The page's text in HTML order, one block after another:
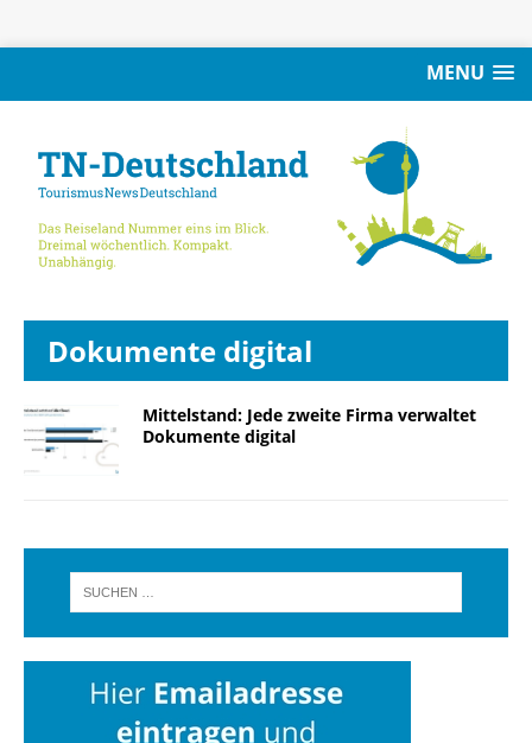
MENU
Dokumente digital
Mittelstand: Jede zweite Firma verwaltet
Dokumente digital